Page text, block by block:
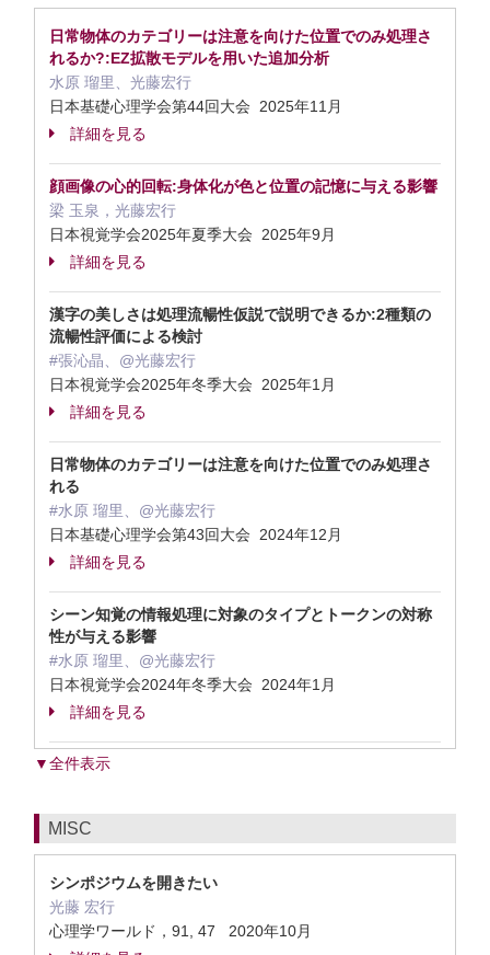
日常物体のカテゴリーは注意を向けた位置でのみ処理さ
れるか?:EZ拡散モデルを用いた追加分析
水原 瑠里、光藤宏行
日本基礎心理学会第44回大会 2025年11月
詳細を見る
顔画像の心的回転:身体化が色と位置の記憶に与える影響
梁 玉泉，光藤宏行
日本視覚学会2025年夏季大会 2025年9月
詳細を見る
漢字の美しさは処理流暢性仮説で説明できるか:2種類の
流暢性評価による検討
#張沁晶、@光藤宏行
日本視覚学会2025年冬季大会 2025年1月
詳細を見る
日常物体のカテゴリーは注意を向けた位置でのみ処理さ
れる
#水原 瑠里、@光藤宏行
日本基礎心理学会第43回大会 2024年12月
詳細を見る
シーン知覚の情報処理に対象のタイプとトークンの対称
性が与える影響
#水原 瑠里、@光藤宏行
日本視覚学会2024年冬季大会 2024年1月
詳細を見る
▼全件表示
MISC
シンポジウムを開きたい
光藤 宏行
心理学ワールド，91, 47 2020年10月